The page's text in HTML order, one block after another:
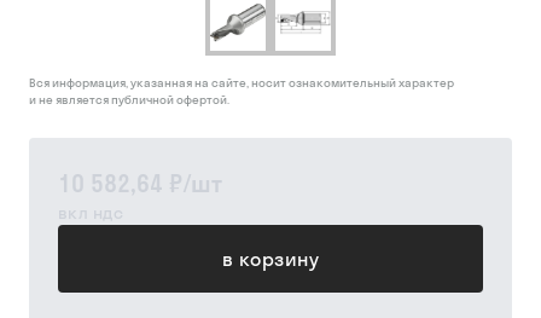
10 582,64 ₽/шт
вкл ндс
в корзину
Вся информация, указанная на сайте, носит ознакомительный характер
и не является публичной офертой.